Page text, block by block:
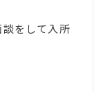
をして入所